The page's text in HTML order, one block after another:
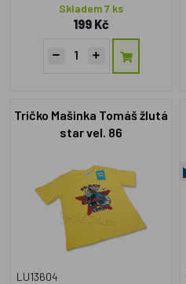
Skladem 7 ks
199 Kč
Tričko Mašinka Tomáš žlutá
star vel. 86
LU13604